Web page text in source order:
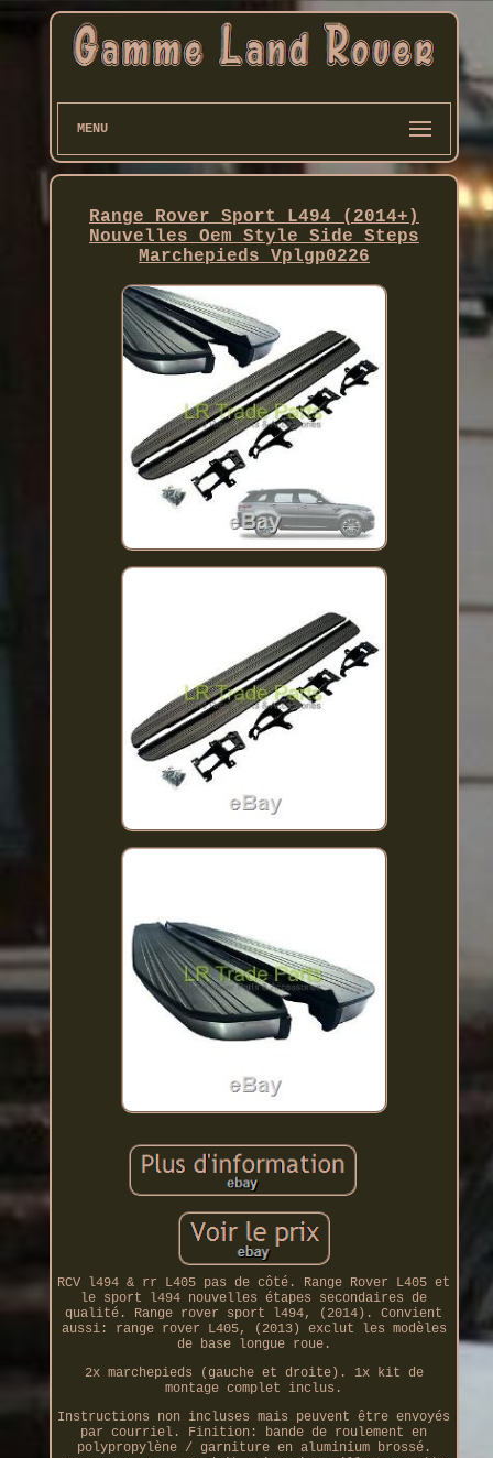
MENU
Range Rover Sport L494 (2014+)
Nouvelles Oem Style Side Steps
Marchepieds Vplgp0226
RCV l494 & rr L405 pas de côté. Range Rover L405 et
le sport l494 nouvelles étapes secondaires de
qualité. Range rover sport l494, (2014). Convient
aussi: range rover L405, (2013) exclut les modèles
de base longue roue.
2x marchepieds (gauche et droite). 1x kit de
montage complet inclus.
Instructions non incluses mais peuvent être envoyés
par courriel. Finition: bande de roulement en
polypropylène / garniture en aluminium brossé.